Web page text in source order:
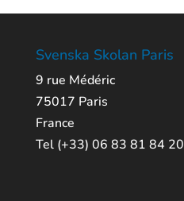
Svenska Skolan Paris
9 rue Médéric
75017 Paris
France
Tel (+33) 06 83 81 84 20